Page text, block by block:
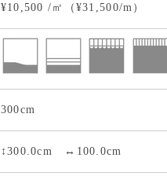
¥10,500 /㎡（¥31,500/m）
300cm
↕300.0cm ↔100.0cm